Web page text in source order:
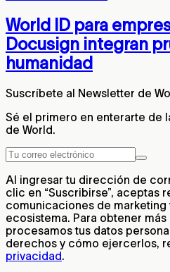
World ID para
Docusign integran
humanidad
Suscríbete al Newsletter de
Sé el primero en enterarte de
de World.
Al ingresar tu dirección de
clic en “Suscribirse”, aceptas
comunicaciones de
ecosistema. Para obtener
procesamos tus datos
derechos y cómo ejercerlos,
privacidad.